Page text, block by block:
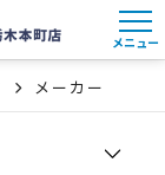
メニュー
メーカー